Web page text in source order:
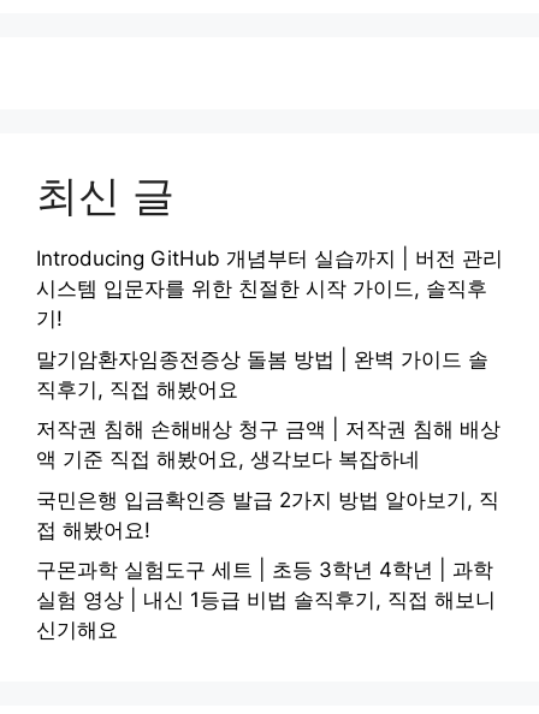
최신 글
Introducing GitHub 개념부터 실습까지 | 버전 관리
시스템 입문자를 위한 친절한 시작 가이드, 솔직후
기!
말기암환자임종전증상 돌봄 방법 | 완벽 가이드 솔
직후기, 직접 해봤어요
저작권 침해 손해배상 청구 금액 | 저작권 침해 배상
액 기준 직접 해봤어요, 생각보다 복잡하네
국민은행 입금확인증 발급 2가지 방법 알아보기, 직
접 해봤어요!
구몬과학 실험도구 세트 | 초등 3학년 4학년 | 과학
실험 영상 | 내신 1등급 비법 솔직후기, 직접 해보니
신기해요